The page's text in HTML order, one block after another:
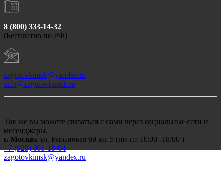
8 (800) 333-14-32
(Бесплатно по РФ)
zagotovkimsk@yandex.ru
info@zagotovkimsk.ru
Так же вы можете связаться с нами через социальные сети и
месенджеры.
г. Москва ул. Рябиновая 69 вл. 5 (пн-пт 10:00 -18:00 )
+7 (925) 001-18-04
zagotovkimsk@yandex.ru